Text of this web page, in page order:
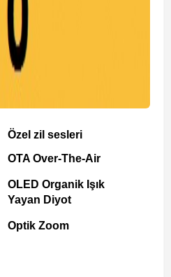
Özel zil sesleri
OTA Over-The-Air
OLED Organik Işık
Yayan Diyot
Optik Zoom